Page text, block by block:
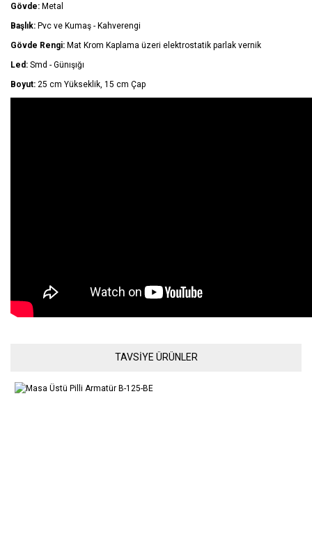
Gövde: Metal
Başlık: Pvc ve Kumaş - Kahverengi
Gövde Rengi: Mat Krom Kaplama üzeri elektrostatik parlak vernik
Led: Smd - Günışığı
Boyut: 25 cm Yükseklik, 15 cm Çap
Bu ürünün fiyat bilgisi, resim, ürün açıklamalarında ve diğer
konularda yetersiz gördüğünüz noktaları öneri formunu kullanarak
Görüş ve önerileriniz için teşekkür ederiz.
TAVSİYE ÜRÜNLER